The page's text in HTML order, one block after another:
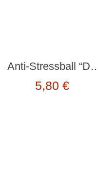
Anti-Stressball
5,80 €